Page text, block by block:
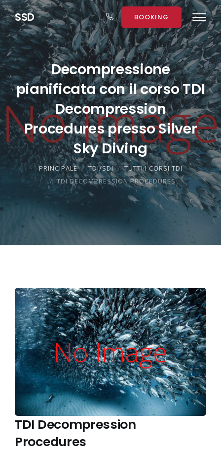
SSD BOOKING
Decompressione
pianificata con il corso TDI
Decompression
Procedures presso Silver
Sky Diving
PRINCIPALE TDI/SDI
TUTTI I CORSI TDI
TDI DECOMPRESSION PROCEDURES
TDI Decompression
Procedures